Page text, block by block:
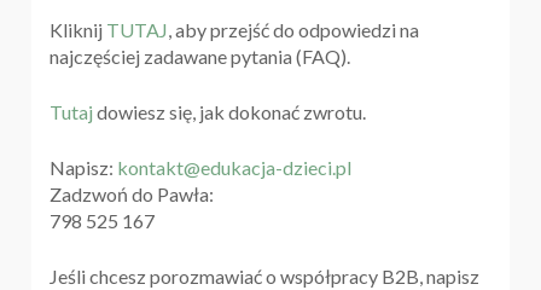
Kliknij TUTAJ, aby przejść do odpowiedzi na
najczęściej zadawane pytania (FAQ).
Tutaj dowiesz się, jak dokonać zwrotu.
Napisz: kontakt@edukacja-dzieci.pl
Zadzwoń do Pawła:
798 525 167
Jeśli chcesz porozmawiać o współpracy B2B, napisz